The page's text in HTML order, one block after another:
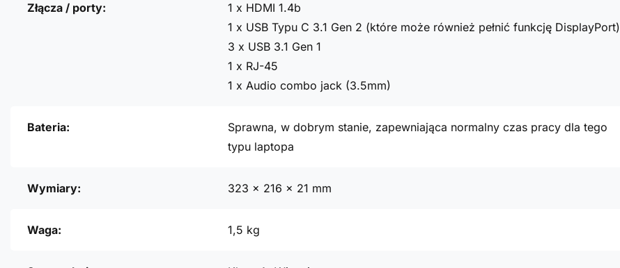
Złącza / porty:
1 x HDMI 1.4b
1 x USB Typu C 3.1 Gen 2 (które może również pełnić funkcję DisplayPort)
3 x USB 3.1 Gen 1
1 x RJ-45
1 x Audio combo jack (3.5mm)
Bateria:
Sprawna, w dobrym stanie, zapewniająca normalny czas pracy dla tego
typu laptopa
Wymiary: 323 x 216 x 21 mm
Waga: 1,5 kg